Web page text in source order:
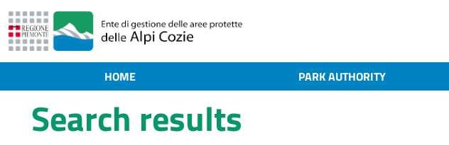
HOME PARK AUTHORITY
Search results